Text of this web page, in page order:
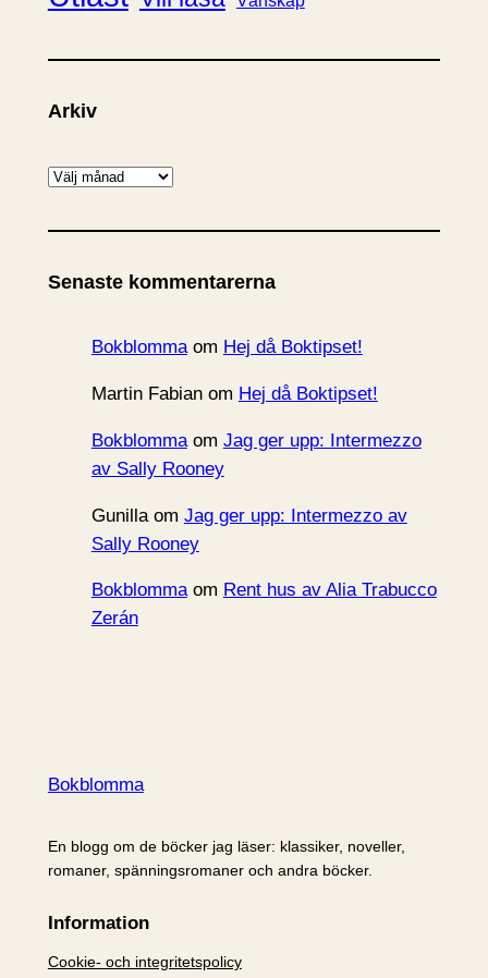
Arkiv
A
k
v
Senaste kommentarerna
Bokblommaom Hej då Boktipset!
Martin Fabianom Hej då Boktipset!
Bokblommaom Jag ger upp: Intermezzo
av Sally Rooney
Gunillaom Jag ger upp: Intermezzo av
Sally Rooney
Bokblommaom Rent hus av Alia Trabucco
Zerán
Bokblomma
En blogg om de böcker jag läser: klassiker, noveller,
romaner, spänningsromaner och andra böcker.
Information
Cookie- och integritetspolicy